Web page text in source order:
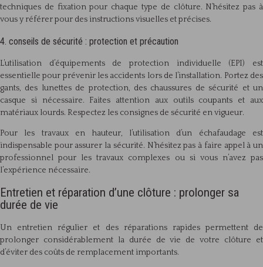
techniques de fixation pour chaque type de clôture. N’hésitez pas à
vous y référer pour des instructions visuelles et précises.
4. conseils de sécurité : protection et précaution
L’utilisation d’équipements de protection individuelle (EPI) est
essentielle pour prévenir les accidents lors de l’installation. Portez des
gants, des lunettes de protection, des chaussures de sécurité et un
casque si nécessaire. Faites attention aux outils coupants et aux
matériaux lourds. Respectez les consignes de sécurité en vigueur.
Pour les travaux en hauteur, l’utilisation d’un échafaudage est
indispensable pour assurer la sécurité. N’hésitez pas à faire appel à un
professionnel pour les travaux complexes ou si vous n’avez pas
l’expérience nécessaire.
Entretien et réparation d’une clôture : prolonger sa
durée de vie
Un entretien régulier et des réparations rapides permettent de
prolonger considérablement la durée de vie de votre clôture et
d’éviter des coûts de remplacement importants.